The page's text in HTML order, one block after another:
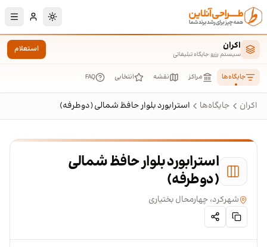
پرش به محتوای اصلی
تغییر به حالت
اکران
سیستم رزرو جایگاه تبلیغاتی استعلام
جایگاه‌ها مراکز نقشه انتخابی FAQ
اکران جایگاه‌ها استرابورد بلوار حافظ شمالی (دوطرفه)
استرابورد بلوار حافظ شمالی
(دوطرفه)
شهرکرد، چهارمحال بختیاری